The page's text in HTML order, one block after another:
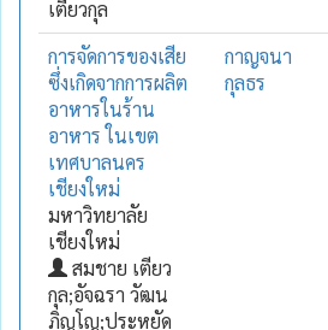
เตียวกุล
การจัดการของเสีย
ซึ่งเกิดจากการผลิต
อาหารในร้าน
อาหาร ในเขต
เทศบาลนคร
เชียงใหม่
มหาวิทยาลัย
เชียงใหม่
สมชาย เตียว
กุล;อัจฉรา วัฒน
ภิญโญ;ประหยัด
กาญจนา
กุลธร